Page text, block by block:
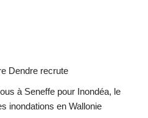
Dendre recrute
à Seneffe pour Inondéa, le
inondations en Wallonie